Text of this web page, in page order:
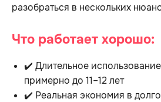
разобраться в нескольких
Что работает хорошо:
✔️ Длительное
примерно до 11–12 лет
✔️ Реальная экономия в